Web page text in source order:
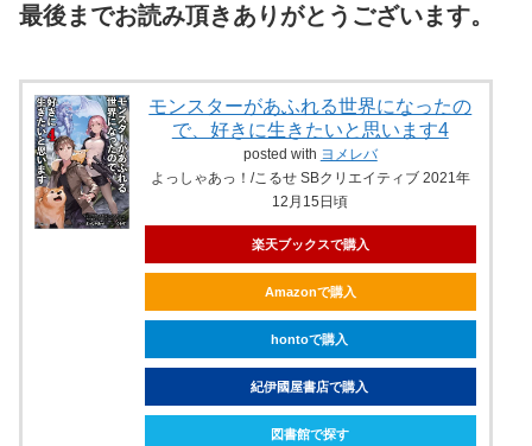
最後までお読み頂きありがとうございます。
モンスターがあふれる世界になったの
で、好きに生きたいと思います4
posted with ヨメレバ
よっしゃあっ！/こるせ SBクリエイティブ 2021年
12月15日頃
楽天ブックスで購入
Amazonで購入
hontoで購入
紀伊國屋書店で購入
図書館で探す